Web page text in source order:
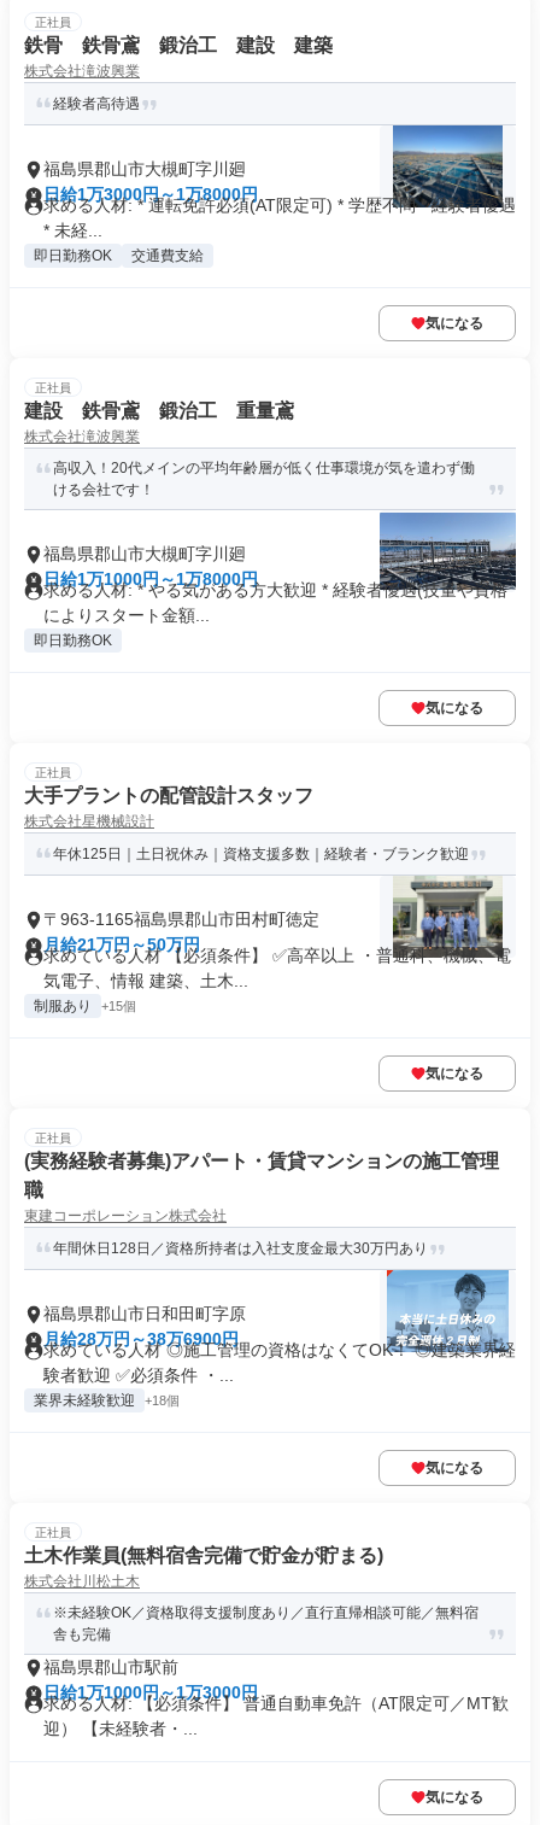
正社員
鉄骨 鉄骨鳶 鍛治工 建設 建築
株式会社滝波興業
経験者高待遇
福島県郡山市大槻町字川廻
日給1万3000円～1万8000円
求める人材: * 運転免許必須(AT限定可) * 学歴不問 * 経験者優遇
* 未経...
即日勤務OK 交通費支給
気になる
正社員
建設 鉄骨鳶 鍛治工 重量鳶
株式会社滝波興業
高収入！20代メインの平均年齢層が低く仕事環境が気を遣わず働
ける会社です！
福島県郡山市大槻町字川廻
日給1万1000円～1万8000円
求める人材: * やる気がある方大歓迎 * 経験者優遇(技量や資格
によりスタート金額...
即日勤務OK
気になる
正社員
大手プラントの配管設計スタッフ
株式会社星機械設計
年休125日｜土日祝休み｜資格支援多数｜経験者・ブランク歓迎
〒963-1165福島県郡山市田村町徳定
月給21万円～50万円
求めている人材 【必須条件】 ✅高卒以上 ・普通科、機械、電
気電子、情報 建築、土木...
制服あり +15個
気になる
正社員
(実務経験者募集)アパート・賃貸マンションの施工管理
職
東建コーポレーション株式会社
年間休日128日／資格所持者は入社支度金最大30万円あり
福島県郡山市日和田町字原
月給28万円～38万6900円
求めている人材 ◎施工管理の資格はなくてOK！ ◎建築業界経
験者歓迎 ✅必須条件 ・...
業界未経験歓迎 +18個
気になる
正社員
土木作業員(無料宿舎完備で貯金が貯まる)
株式会社川松土木
※未経験OK／資格取得支援制度あり／直行直帰相談可能／無料宿
舎も完備
福島県郡山市駅前
日給1万1000円～1万3000円
求める人材: 【必須条件】 普通自動車免許（AT限定可／MT歓
迎） 【未経験者・...
気になる